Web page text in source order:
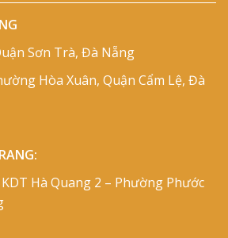
Sơn Trà, Đà Nẵng
Hòa Xuân, Quận Cẩm Lệ, Đà
Hà Quang 2 – Phường Phước